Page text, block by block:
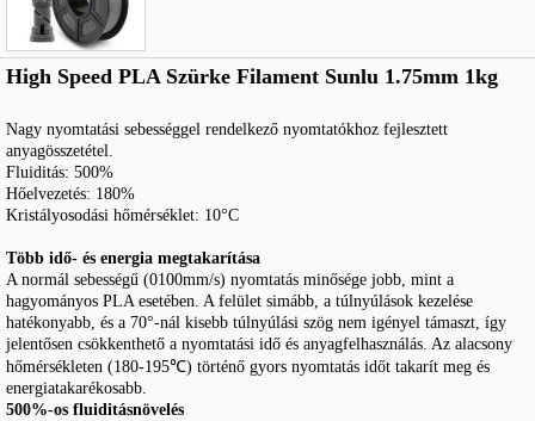
Név
Telefon*:
High Speed PLA Szürke Filament Sunlu 1.75mm 1kg
Nagy nyomtatási sebességgel rendelkező nyomtatókhoz fejlesztett
anyagösszetétel.
Fluiditás: 500%
Hőelvezetés: 180%
Kristályosodási hőmérséklet: 10°C
Több idő- és energia megtakarítása
A normál sebességű (0100mm/s) nyomtatás minősége jobb, mint a
hagyományos PLA esetében. A felület simább, a túlnyúlások kezelése
hatékonyabb, és a 70°-nál kisebb túlnyúlási szög nem igényel támaszt, így
jelentősen csökkenthető a nyomtatási idő és anyagfelhasználás. Az alacsony
hőmérsékleten (180-195℃) történő gyors nyomtatás időt takarít meg és
energiatakarékosabb.
500%-os fluiditásnövelés